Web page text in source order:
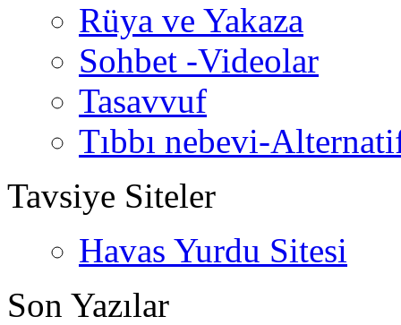
Rüya ve Yakaza
Sohbet -Videolar
Tasavvuf
Tıbbı nebevi-
Tavsiye Siteler
Havas Yurdu Sitesi
Son Yazılar